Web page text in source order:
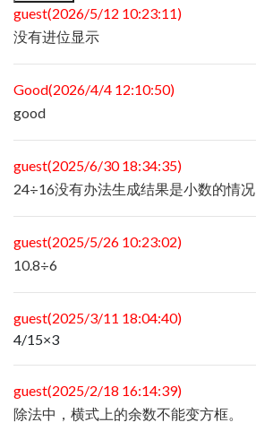
guest(2026/5/12 10:23:11)
没有进位显示
Good(2026/4/4 12:10:50)
good
guest(2025/6/30 18:34:35)
24÷16没有办法生成结果是小数的情况
guest(2025/5/26 10:23:02)
10.8÷6
guest(2025/3/11 18:04:40)
4/15×3
guest(2025/2/18 16:14:39)
除法中，横式上的余数不能变方框。